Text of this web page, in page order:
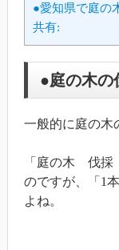
●愛知県で庭の
共有:
●庭の木の
一般的に庭の木
「庭の木 伐採
のですが、「1
よね。